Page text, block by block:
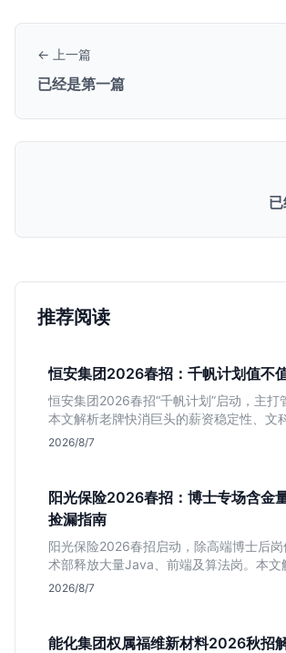
← 上一篇
已经是第一篇
推荐阅读
恒安集团2026春招：千帆计划值不
恒安集团2026春招“千帆计划”启动，主打
本文解析老牌快消巨头的薪资稳定性、文
策链条长的局限，帮你判断是否值得投递。
2026/8/7
阳光保险2026春招：博士专场含金
捡漏指南
阳光保险2026春招启动，除高端博士后
术部释放大量Java、前端及算法岗。本文
校招门槛，分析技术岗需求与投递价值，
2026/8/7
能化集团权属福维新材料2026秋招